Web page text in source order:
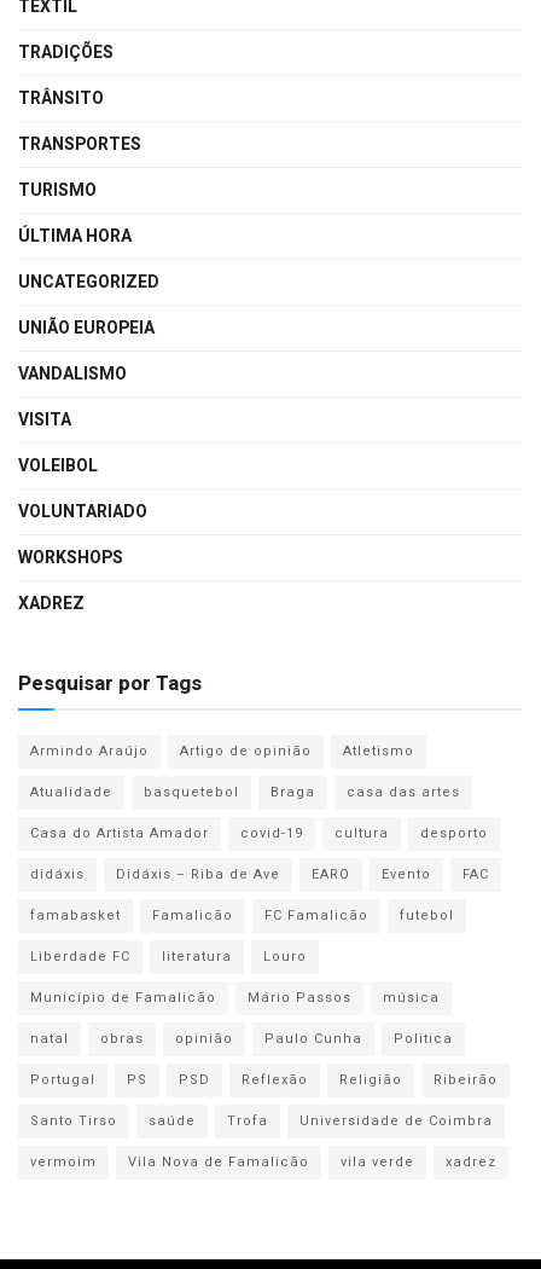
TEXTIL
TRADIÇÕES
TRÂNSITO
TRANSPORTES
TURISMO
ÚLTIMA HORA
UNCATEGORIZED
UNIÃO EUROPEIA
VANDALISMO
VISITA
VOLEIBOL
VOLUNTARIADO
WORKSHOPS
XADREZ
Pesquisar por Tags
Armindo Araújo Artigo de opinião
Atletismo
Atualidade
basquetebol Braga
casa das artes
Casa do Artista Amador
covid-19 cultura
desporto
didáxis
Didáxis – Riba de Ave EARO Evento
FAC
famabasket
Famalicão FC Famalicão
futebol
Liberdade FC
literatura
Louro
Município de Famalicão
Mário Passos
música
natal
obras opinião Paulo Cunha
Politica
Portugal
PS PSD Reflexão Religião
Ribeirão
Santo Tirso
saúde Trofa
Universidade de Coimbra
vermoim
Vila Nova de Famalicão vila verde xadrez